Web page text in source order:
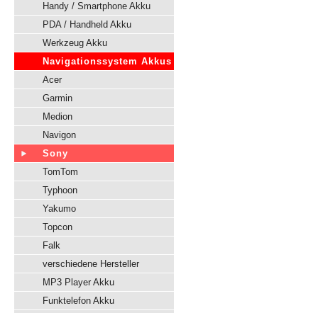
Handy / Smartphone Akku
PDA / Handheld Akku
Werkzeug Akku
Navigationssystem Akkus
Acer
Garmin
Medion
Navigon
Sony
TomTom
Typhoon
Yakumo
Topcon
Falk
verschiedene Hersteller
MP3 Player Akku
Funktelefon Akku